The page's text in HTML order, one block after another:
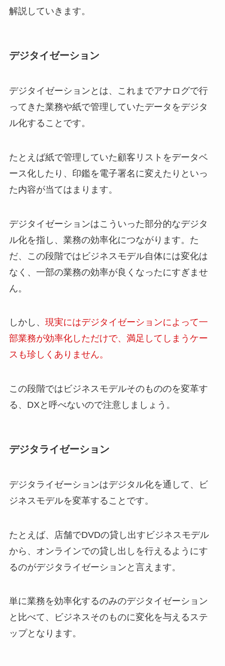
解説していきます。
デジタイゼーション
デジタイゼーションとは、これまでアナログで行
ってきた業務や紙で管理していたデータをデジタ
ル化することです。
たとえば紙で管理していた顧客リストをデータベ
ース化したり、印鑑を電子署名に変えたりといっ
た内容が当てはまります。
デジタイゼーションはこういった部分的なデジタ
ル化を指し、業務の効率化につながります。た
だ、この段階ではビジネスモデル自体には変化は
なく、一部の業務の効率が良くなったにすぎませ
ん。
しかし、 現実にはデジタイゼーションによって一
部業務が効率化しただけで、満足してしまうケー
スも珍しくありません。
この段階ではビジネスモデルそのもののを変革す
る、DXと呼べないので注意しましょう。
デジタライゼーション
デジタライゼーションはデジタル化を通して、ビ
ジネスモデルを変革することです。
たとえば、店舗でDVDの貸し出すビジネスモデル
から、オンラインでの貸し出しを行えるようにす
るのがデジタライゼーションと言えます。
単に業務を効率化するのみのデジタイゼーション
と比べて、ビジネスそのものに変化を与えるステ
ップとなります。